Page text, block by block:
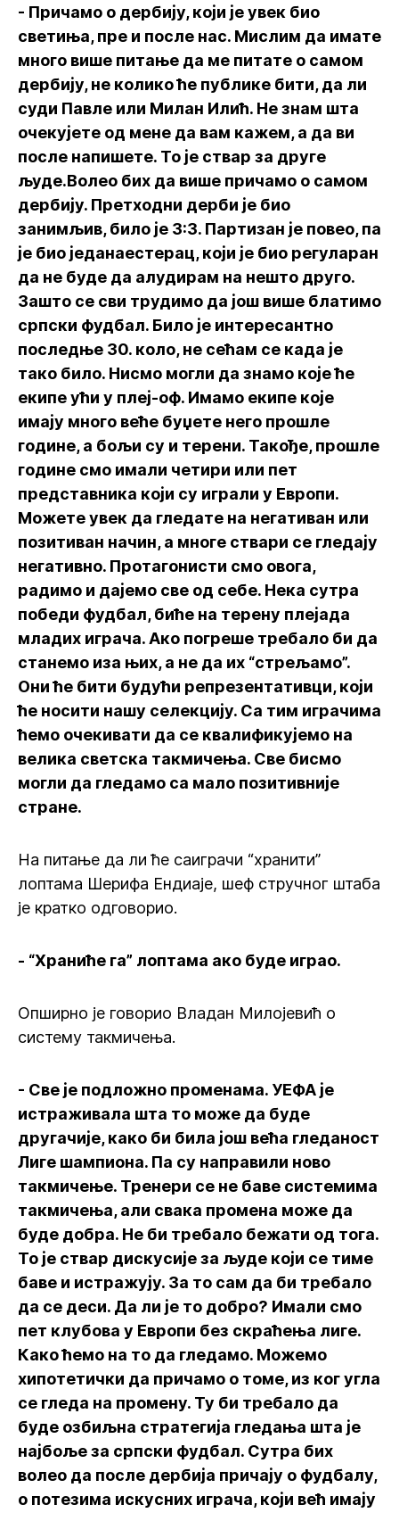
- Причамо о дербију, који је увек био
светиња, пре и после нас. Мислим да имате
много више питање да ме питате о самом
дербију, не колико ће публике бити, да ли
суди Павле или Милан Илић. Не знам шта
очекујете од мене да вам кажем, а да ви
после напишете. То је ствар за друге
људе.Волео бих да више причамо о самом
дербију. Претходни дерби је био
занимљив, било је 3:3. Партизан је повео, па
је био једанаестерац, који је био регуларан
да не буде да алудирам на нешто друго.
Зашто се сви трудимо да још више блатимо
српски фудбал. Било је интересантно
последње 30. коло, не сећам се када је
тако било. Нисмо могли да знамо које ће
екипе ући у плеј-оф. Имамо екипе које
имају много веће буџете него прошле
године, а бољи су и терени. Такође, прошле
године смо имали четири или пет
представника који су играли у Европи.
Можете увек да гледате на негативан или
позитиван начин, а многе ствари се гледају
негативно. Протагонисти смо овога,
радимо и дајемо све од себе. Нека сутра
победи фудбал, биће на терену плејада
младих играча. Ако погреше требало би да
станемо иза њих, а не да их “стрељамо”.
Они ће бити будући репрезентативци, који
ће носити нашу селекцију. Са тим играчима
ћемо очекивати да се квалификујемо на
велика светска такмичења. Све бисмо
могли да гледамо са мало позитивније
стране.
На питање да ли ће саиграчи “хранити”
лоптама Шерифа Ендиаје, шеф стручног штаба
је кратко одговорио.
- “Храниће га” лоптама ако буде играо.
Опширно је говорио Владан Милојевић о
систему такмичења.
- Све је подложно променама. УЕФА је
истраживала шта то може да буде
другачије, како би била још већа гледаност
Лиге шампиона. Па су направили ново
такмичење. Тренери се не баве системима
такмичења, али свака промена може да
буде добра. Не би требало бежати од тога.
То је ствар дискусије за људе који се тиме
баве и истражују. За то сам да би требало
да се деси. Да ли је то добро? Имали смо
пет клубова у Европи без скраћења лиге.
Како ћемо на то да гледамо. Можемо
хипотетички да причамо о томе, из ког угла
се гледа на промену. Ту би требало да
буде озбиљна стратегија гледања шта је
најбоље за српски фудбал. Сутра бих
волео да после дербија причају о фудбалу,
о потезима искусних играча, који већ имају